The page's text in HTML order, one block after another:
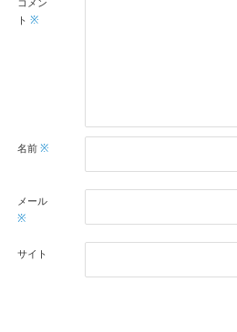
ト ※
名前 ※
メール
※
サイト